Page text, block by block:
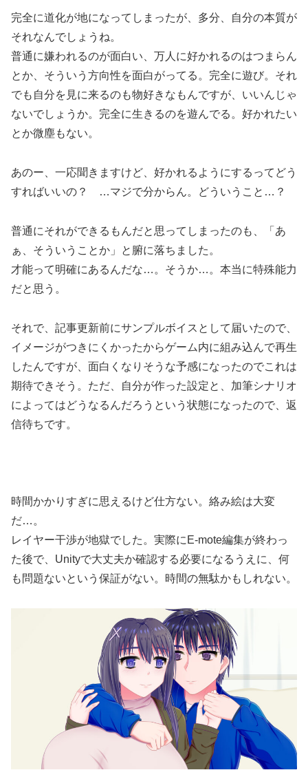
完全に道化が地になってしまったが、多分、自分の本質が
それなんでしょうね。
普通に嫌われるのが面白い、万人に好かれるのはつまらん
とか、そういう方向性を面白がってる。完全に遊び。それ
でも自分を見に来るのも物好きなもんですが、いいんじゃ
ないでしょうか。完全に生きるのを遊んでる。好かれたい
とか微塵もない。
あのー、一応聞きますけど、好かれるようにするってどう
すればいいの？ …マジで分からん。どういうこと…？
普通にそれができるもんだと思ってしまったのも、「あ
ぁ、そういうことか」と腑に落ちました。
才能って明確にあるんだな…。そうか…。本当に特殊能力
だと思う。
それで、記事更新前にサンプルボイスとして届いたので、
イメージがつきにくかったからゲーム内に組み込んで再生
したんですが、面白くなりそうな予感になったのでこれは
期待できそう。ただ、自分が作った設定と、加筆シナリオ
によってはどうなるんだろうという状態になったので、返
信待ちです。
時間かかりすぎに思えるけど仕方ない。絡み絵は大変
だ…。
レイヤー干渉が地獄でした。実際にE-mote編集が終わっ
た後で、Unityで大丈夫か確認する必要になるうえに、何
も問題ないという保証がない。時間の無駄かもしれない。